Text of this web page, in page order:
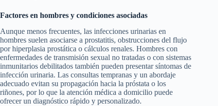
Factores en hombres y condiciones asociadas
Aunque menos frecuentes, las infecciones urinarias en
hombres suelen asociarse a prostatitis, obstrucciones del flujo
por hiperplasia prostática o cálculos renales. Hombres con
enfermedades de transmisión sexual no tratadas o con sistemas
inmunitarios debilitados también pueden presentar síntomas de
infección urinaria. Las consultas tempranas y un abordaje
adecuado evitan su propagación hacia la próstata o los
riñones, por lo que la atención médica a domicilio puede
ofrecer un diagnóstico rápido y personalizado.